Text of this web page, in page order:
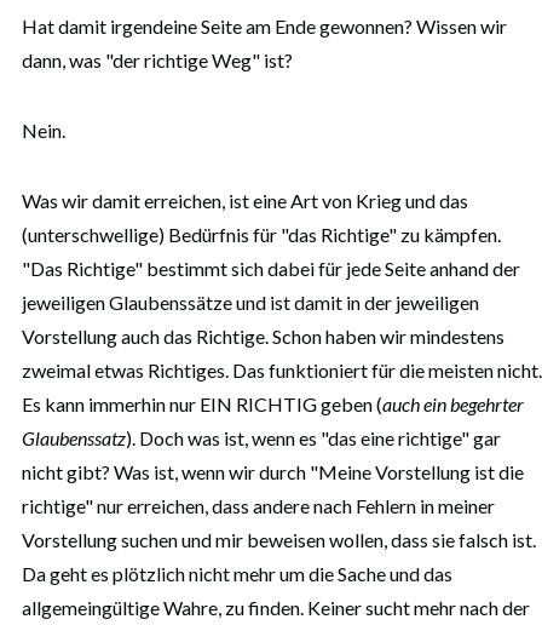
Hat damit irgendeine Seite am Ende gewonnen? Wissen wir
dann, was "der richtige Weg" ist?
Nein.
Was wir damit erreichen, ist eine Art von Krieg und das
(unterschwellige) Bedürfnis für "das Richtige" zu kämpfen.
"Das Richtige" bestimmt sich dabei für jede Seite anhand der
jeweiligen Glaubenssätze und ist damit in der jeweiligen
Vorstellung auch das Richtige. Schon haben wir mindestens
zweimal etwas Richtiges. Das funktioniert für die meisten nicht.
Es kann immerhin nur EIN RICHTIG geben (auch ein begehrter
Glaubenssatz). Doch was ist, wenn es "das eine richtige" gar
nicht gibt? Was ist, wenn wir durch "Meine Vorstellung ist die
richtige" nur erreichen, dass andere nach Fehlern in meiner
Vorstellung suchen und mir beweisen wollen, dass sie falsch ist.
Da geht es plötzlich nicht mehr um die Sache und das
allgemeingültige Wahre, zu finden. Keiner sucht mehr nach der